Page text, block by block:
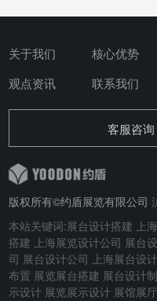
关于我们 核心优势
观点资讯
联系我们
客服咨
版权所有©约盾展览有限公司
本站关键词:展台设计搭建 上
搭建 上海展览设计公司 展台
司 展台设计公司 上海展台设
布置 展览展台搭建 展台设计
示设计 展览展示设计 展馆展